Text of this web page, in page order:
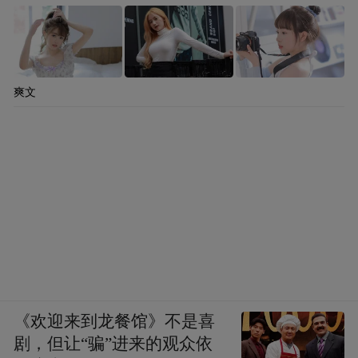
爽文
《欢迎来到龙餐馆》不是喜
剧，但让“骗”进来的观众依